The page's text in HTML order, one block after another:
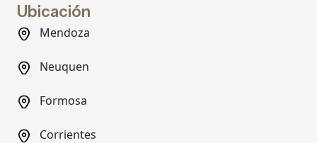
Ubicación
Mendoza
Neuquen
Formosa
Corrientes